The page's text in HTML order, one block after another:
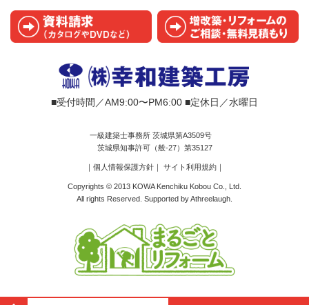
■受付時間／AM9:00〜PM6:00 ■定休日／水曜日
一級建築士事務所 茨城県第A3509号
茨城県知事許可（般-27）第35127
｜個人情報保護方針｜ サイト利用規約｜
Copyrights © 2013 KOWA Kenchiku Kobou Co., Ltd.
All rights Reserved. Supported byAthreelaugh